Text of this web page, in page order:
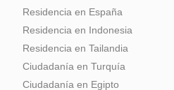
Residencia en España
Residencia en Indonesia
Residencia en Tailandia
Ciudadanía en Turquía
Ciudadanía en Egipto